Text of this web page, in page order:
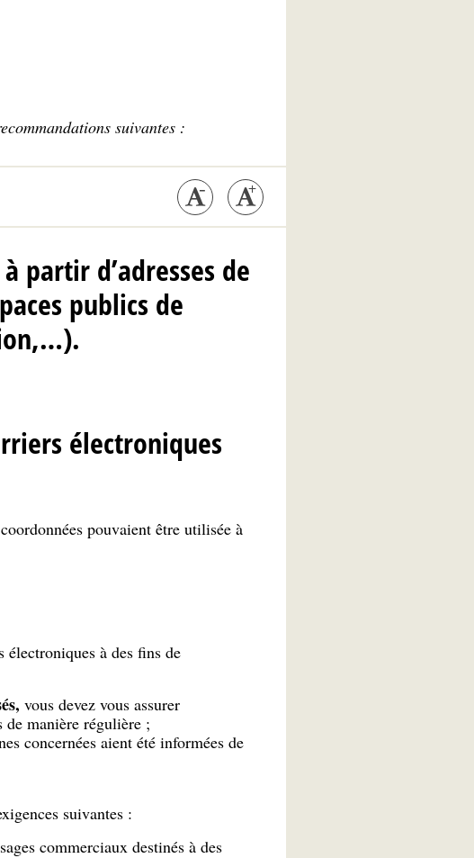
suivantes :
partir d’adresses de
publics de
électroniques
pouvaient être utilisée à
électroniques à des fins de
vous devez vous assurer
de manière régulière ;
concernées aient été informées de
suivantes :
commerciaux destinés à des